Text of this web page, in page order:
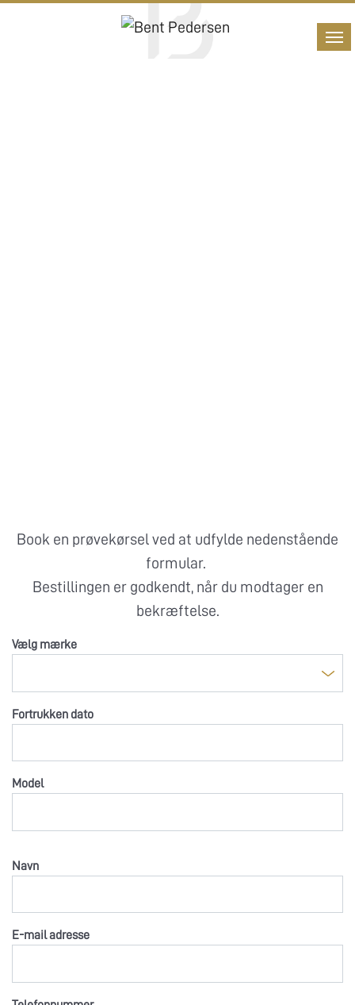
Book en prøvekørsel ved at udfylde nedenstående
formular.
Bestillingen er godkendt, når du modtager en
bekræftelse.
Vælg mærke
Fortrukken dato
Model
Navn
E-mail adresse